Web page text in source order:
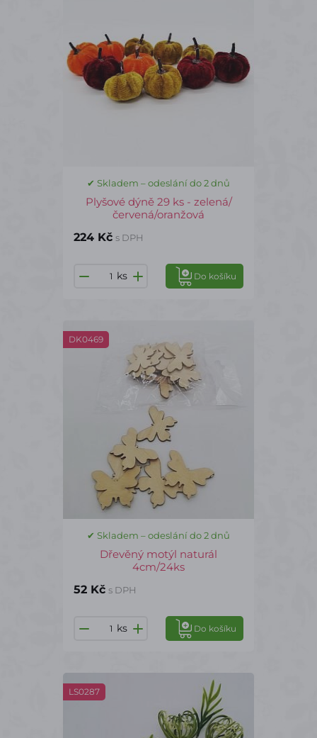
✔ Skladem – odeslání do 2 dnů
Plyšové dýně 29 ks - zelená/
červená/oranžová
224 Kč s DPH
ks Do košíku
DK0469
✔ Skladem – odeslání do 2 dnů
Dřevěný motýl naturál
4cm/24ks
52 Kč s DPH
ks Do košíku
LS0287